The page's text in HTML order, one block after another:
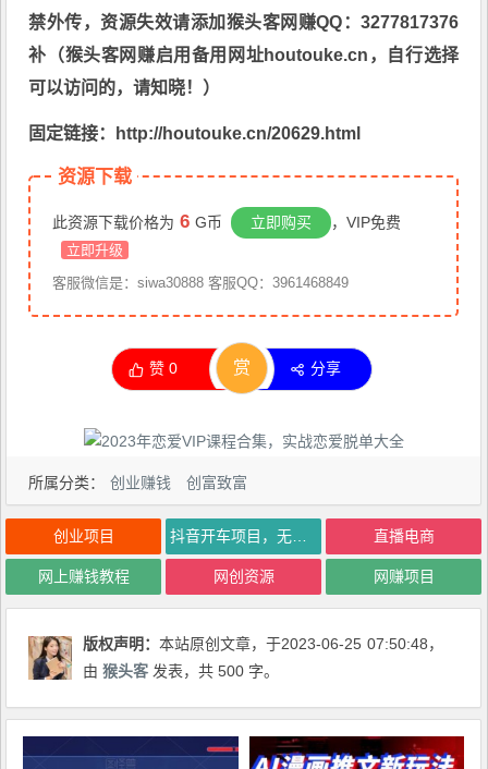
禁外传，资源失效请添加猴头客网赚QQ：3277817376
补（猴头客网赚启用备用网址houtouke.cn，自行选择
可以访问的，请知晓！）
固定链接：http://houtouke.cn/20629.html
资源下载
此资源下载价格为 6 G币 立即购买 ，VIP免费
立即升级
客服微信是：siwa30888 客服QQ：3961468849
赞0 赏 分享
所属分类： 创业赚钱 创富致富
创业项目 直播电商
网上赚钱教程 网创资源 网赚项目
版权声明：本站原创文章，于2023-06-25 07:50:48，
由猴头客 发表，共 500 字。